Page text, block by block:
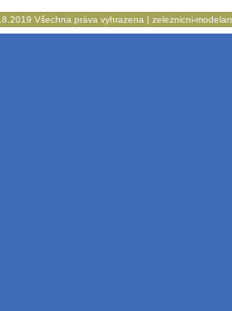
Všechna práva vyhrazena | zeleznicni-